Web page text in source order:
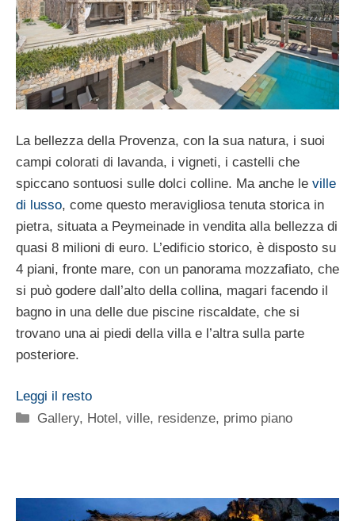
La bellezza della Provenza, con la sua natura, i suoi
campi colorati di lavanda, i vigneti, i castelli che
spiccano sontuosi sulle dolci colline. Ma anche le ville
di lusso, come questo meravigliosa tenuta storica in
pietra, situata a Peymeinade in vendita alla bellezza di
quasi 8 milioni di euro. L’edificio storico, è disposto su
4 piani, fronte mare, con un panorama mozzafiato, che
si può godere dall’alto della collina, magari facendo il
bagno in una delle due piscine riscaldate, che si
trovano una ai piedi della villa e l’altra sulla parte
posteriore.
Leggi il resto
Categorie
Gallery, Hotel, ville, residenze, primo piano